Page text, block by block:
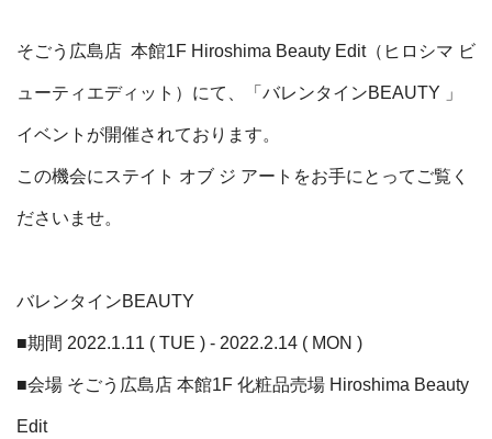
そごう広島店 本館1F Hiroshima Beauty Edit（ヒロシマ ビ
ューティエディット）にて、 「 バレンタインBEAUTY 」
イベントが開催されております。
この機会にステイト オブ ジ アートをお手にとってご覧く
ださいませ。
バレンタインBEAUTY
■期間 2022.1.11 ( TUE ) - 2022.2.14 ( MON )
■会場 そごう広島店 本館1F 化粧品売場 Hiroshima Beauty
Edit